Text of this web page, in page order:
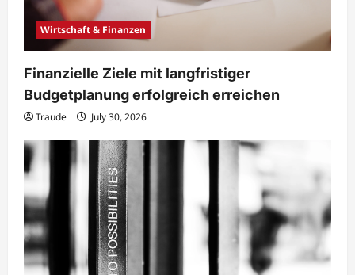
Wirtschaft & Finanzen
Finanzielle Ziele mit langfristiger
Budgetplanung erfolgreich erreichen
Traude July 30, 2026